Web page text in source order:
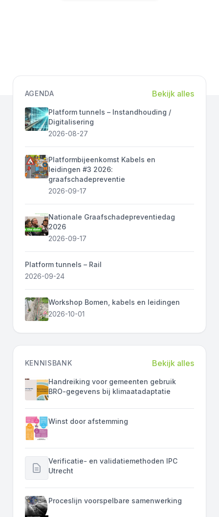
AGENDA Bekijk alles
Platform tunnels – Instandhouding /
Digitalisering
2026-08-27
Platformbijeenkomst Kabels en
leidingen #3 2026:
graafschadepreventie
2026-09-17
Nationale Graafschadepreventiedag
2026
2026-09-17
Platform tunnels – Rail
2026-09-24
Workshop Bomen, kabels en leidingen
2026-10-01
KENNISBANK Bekijk alles
Handreiking voor gemeenten gebruik
BRO-gegevens bij klimaatadaptatie
Winst door afstemming
Verificatie- en validatiemethoden IPC
Utrecht
Proceslijn voorspelbare samenwerking